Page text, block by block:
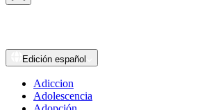
Edición español
Adiccion
Adolescencia